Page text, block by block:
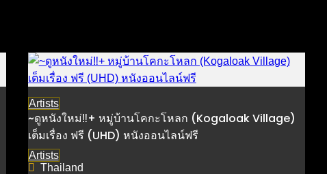
Artists
~ดูหนังใหม่‼️+ หมู่บ้านโคกะโหลก (Kogaloak Village)
เต็มเรื่อง ฟรี (UHD) หนังออนไลน์ฟรี
Artists
Thailand